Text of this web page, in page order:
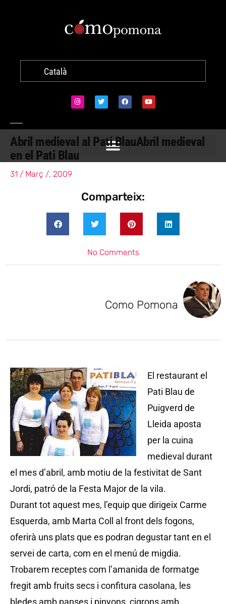
Català
Abril medieval al Pati BlauAbril medieval
en el Pati Blau
31 / Març /, 2009
Comparteix:
No Comments
Como Pomona
El restaurant el
Pati Blau de
Puigverd de
Lleida aposta
per la cuina
medieval durant
el mes d’abril, amb motiu de la festivitat de Sant
Jordi, patró de la Festa Major de la vila.
Durant tot aquest mes, l’equip que dirigeix Carme
Esquerda, amb Marta Coll al front dels fogons,
oferirà uns plats que es podran degustar tant en el
servei de carta, com en el menú de migdia.
Trobarem receptes com l’amanida de formatge
fregit amb fruits secs i confitura casolana, les
bledes amb panses i pinyons, cigrons amb